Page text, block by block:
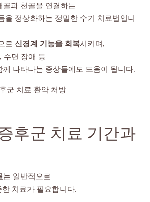
골과 천골을 연결하는
을 정상화하는 정밀한 수기 치료법입니
로 신경계 기능을 회복시키며,
수면 장애 등
께 나타나는 증상들에도 도움이 됩니다.
후군 치료 기간과
는 일반적으로
한 치료가 필요합니다.